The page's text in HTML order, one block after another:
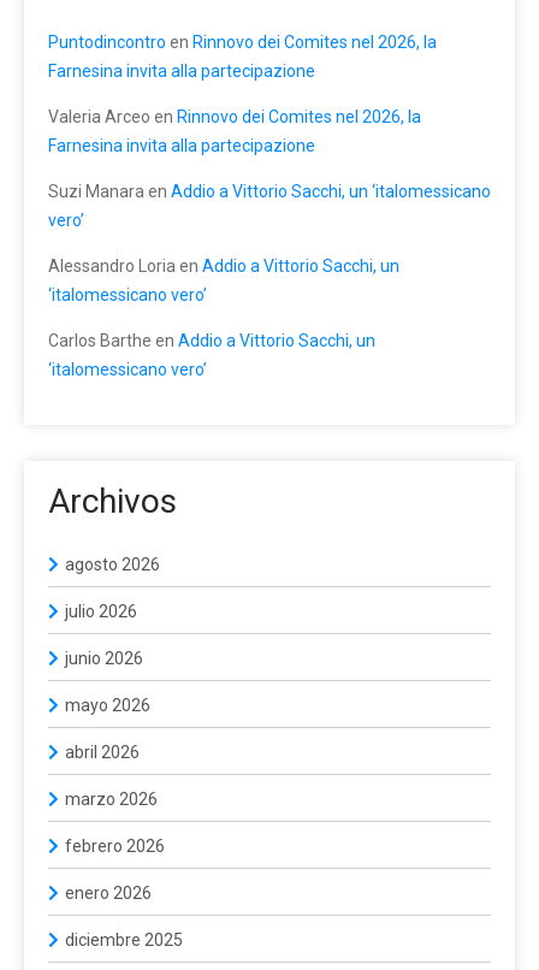
Puntodincontro en Rinnovo dei Comites nel 2026, la
Farnesina invita alla partecipazione
Valeria Arceo en Rinnovo dei Comites nel 2026, la
Farnesina invita alla partecipazione
Suzi Manara en Addio a Vittorio Sacchi, un ‘italomessicano
vero’
Alessandro Loria en Addio a Vittorio Sacchi, un
‘italomessicano vero’
Carlos Barthe en Addio a Vittorio Sacchi, un
‘italomessicano vero’
Archivos
agosto 2026
julio 2026
junio 2026
mayo 2026
abril 2026
marzo 2026
febrero 2026
enero 2026
diciembre 2025